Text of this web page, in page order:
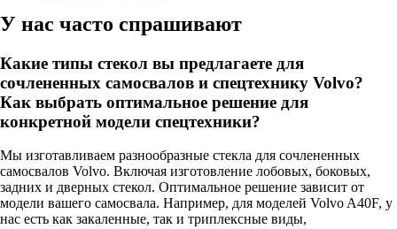
У нас часто спрашивают
Какие типы стекол вы предлагаете для
сочлененных самосвалов и спецтехнику Volvo?
Как выбрать оптимальное решение для
конкретной модели спецтехники?
Мы изготавливаем разнообразные стекла для сочлененных
самосвалов Volvo. Включая изготовление лобовых, боковых,
задних и дверных стекол. Оптимальное решение зависит от
модели вашего самосвала. Например, для моделей Volvo A40F, у
нас есть как закаленные, так и триплексные виды,